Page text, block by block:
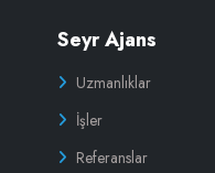
Seyr Ajans
Uzmanlıklar
İşler
Referanslar